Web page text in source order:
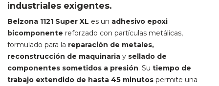
industriales exigentes.
Belzona 1121 Super XL es un adhesivo epoxi
bicomponente reforzado con partículas metálicas,
formulado para la reparación de metales,
reconstrucción de maquinaria y sellado de
componentes sometidos a presión. Su tiempo de
trabajo extendido de hasta 45 minutos permite una